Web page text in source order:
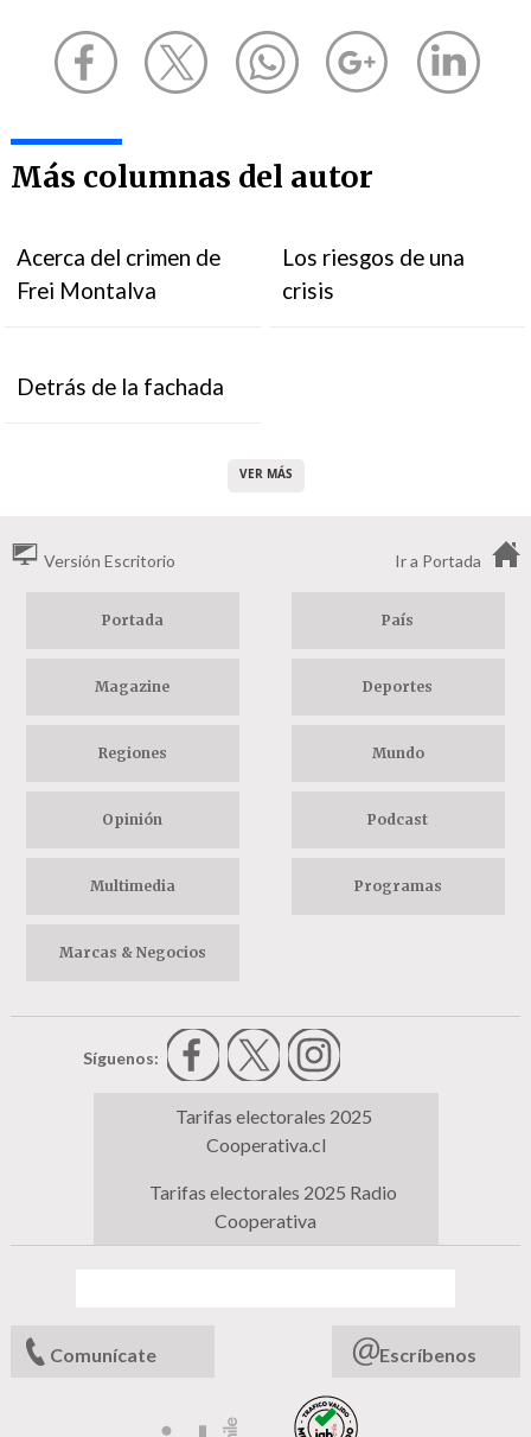
Más columnas del autor
Acerca del crimen de
Frei Montalva
Los riesgos de una
crisis
Detrás de la fachada
VER MÁS
Versión Escritorio Ir a Portada
Portada País
Magazine Deportes
Regiones Mundo
Opinión Podcast
Multimedia Programas
Marcas & Negocios
Síguenos:
Tarifas electorales 2025
Cooperativa.cl
Tarifas electorales 2025 Radio
Cooperativa
Comunícate Escríbenos